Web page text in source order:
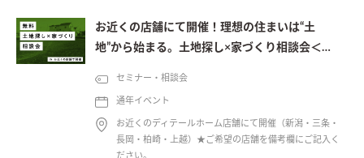
お近くの店舗にて開催！理想の住まいは“土
地”から始まる。土地探し×家づくり相談会＜予
セミナー・相談会
通年イベント
お近くのディテールホーム店舗にて開催（新潟・三条・
長岡・柏崎・上越）★ご希望の店舗を備考欄にご記入く